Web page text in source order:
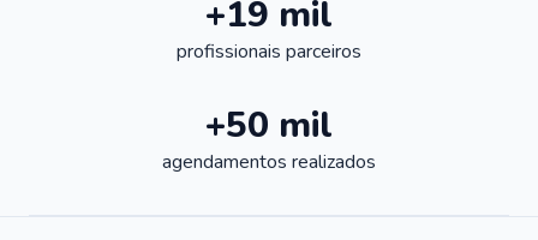
+19 mil
profissionais parceiros
+50 mil
agendamentos realizados